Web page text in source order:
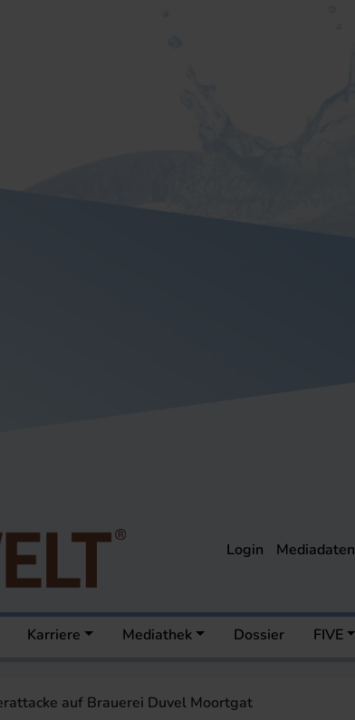
Login Mediadaten
Karriere Mediathek Dossier FIVE
auf Brauerei Duvel Moortgat